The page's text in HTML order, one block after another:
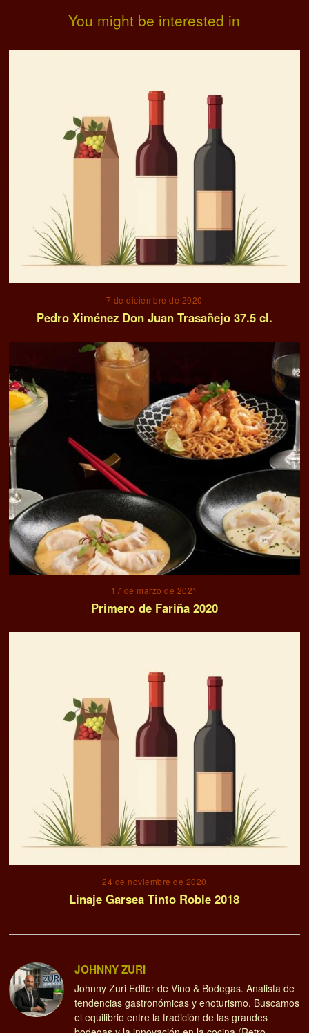
You might be interested in
7 de diciembre de 2020
Pedro Ximénez Don Juan Trasañejo 37.5 cl.
17 de marzo de 2021
Primero de Fariña 2020
24 de noviembre de 2020
Linaje Garsea Tinto Roble 2018
JOHNNY ZURI
Johnny Zuri Editor de Vino & Bodegas. Analista de
tendencias gastronómicas y enoturismo. Buscamos
el equilibrio entre la tradición de las grandes